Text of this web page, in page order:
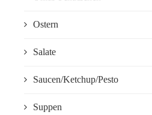
Ostern
Salate
Saucen/Ketchup/Pesto
Suppen